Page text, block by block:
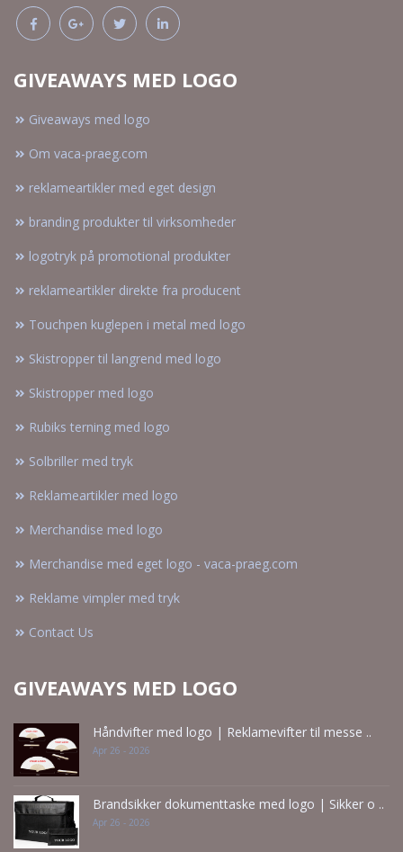
GIVEAWAYS MED LOGO
Giveaways med logo
Om vaca-praeg.com
reklameartikler med eget design
branding produkter til virksomheder
logotryk på promotional produkter
reklameartikler direkte fra producent
Touchpen kuglepen i metal med logo
Skistropper til langrend med logo
Skistropper med logo
Rubiks terning med logo
Solbriller med tryk
Reklameartikler med logo
Merchandise med logo
Merchandise med eget logo - vaca-praeg.com
Reklame vimpler med tryk
Contact Us
GIVEAWAYS MED LOGO
Håndvifter med logo | Reklamevifter til messe ..
Apr 26 - 2026
Brandsikker dokumenttaske med logo | Sikker o ..
Apr 26 - 2026